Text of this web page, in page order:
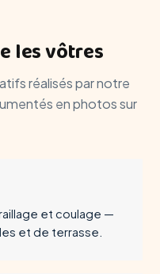
les vôtres
réalisés par notre
en photos sur
et coulage —
et de terrasse.